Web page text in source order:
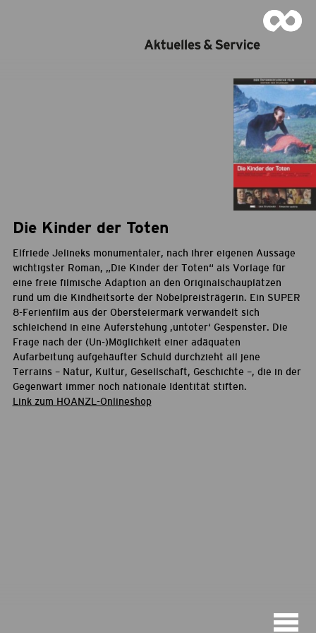
Die Kinder der Toten
Elfriede Jelineks monumentaler, nach ihrer eigenen Aussage
wichtigster Roman, „Die Kinder der Toten“ als Vorlage für
eine freie filmische Adaption an den Originalschauplätzen
rund um die Kindheitsorte der Nobelpreisträgerin. Ein SUPER
8-Ferienfilm aus der Obersteiermark verwandelt sich
schleichend in eine Auferstehung ,untoter‘ Gespenster. Die
Frage nach der (Un-)Möglichkeit einer adäquaten
Aufarbeitung aufgehäufter Schuld durchzieht all jene
Terrains – Natur, Kultur, Gesellschaft, Geschichte –, die in der
Gegenwart immer noch nationale Identität stiften.
Link zum HOANZL-Onlineshop